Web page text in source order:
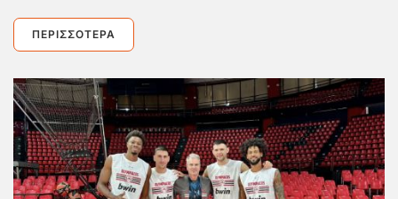
ΠΕΡΙΣΣΌΤΕΡΑ